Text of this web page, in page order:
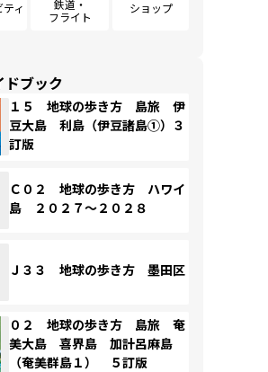
ィ
鉄道・
フライト
ショップ
ドブック
１５ 地球の歩き方 島旅 伊
豆大島 利島（伊豆諸島①）３
訂版
Ｃ０２ 地球の歩き方 ハワイ
島 ２０２７～２０２８
Ｊ３３ 地球の歩き方 墨田区
０２ 地球の歩き方 島旅 奄
美大島 喜界島 加計呂麻島
（奄美群島１） ５訂版